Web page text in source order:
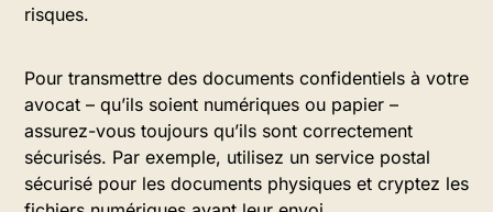
risques.
Pour transmettre des documents confidentiels à votre
avocat – qu’ils soient numériques ou papier –
assurez-vous toujours qu’ils sont correctement
sécurisés. Par exemple, utilisez un service postal
sécurisé pour les documents physiques et cryptez les